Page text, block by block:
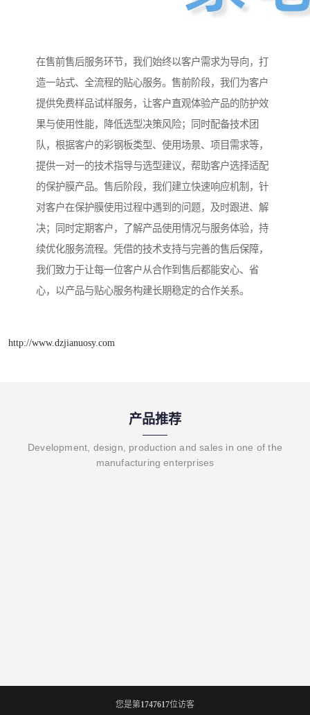
在售前售后服务环节，我们始终以客户需求为导向，打
造一站式、全流程的贴心服务。售前阶段，我们为客户
提供免费样品试样服务，让客户直观体验产品的防护效
果与使用性能，降低选型决策风险；同时配备技术团
队，根据客户的彩钢板类型、使用场景、项目需求等，
提供一对一的技术指导与选型建议，帮助客户选择适配
的保护膜产品。售后阶段，我们建立快速响应机制，针
对客户在保护膜使用过程中遇到的问题，及时跟进、解
决；同时定期客户，了解产品使用情况与服务体验，持
续优化服务流程。凭借的技术支持与完善的售后保障，
我们致力于让每一位客户从合作到售后都能安心、省
心，以产品与贴心服务构建长期稳定的合作关系。
http://www.dzjianuosy.com
产品推荐
Development, design, production and sales in one of the
manufacturing enterprises
您是第1747617位访客